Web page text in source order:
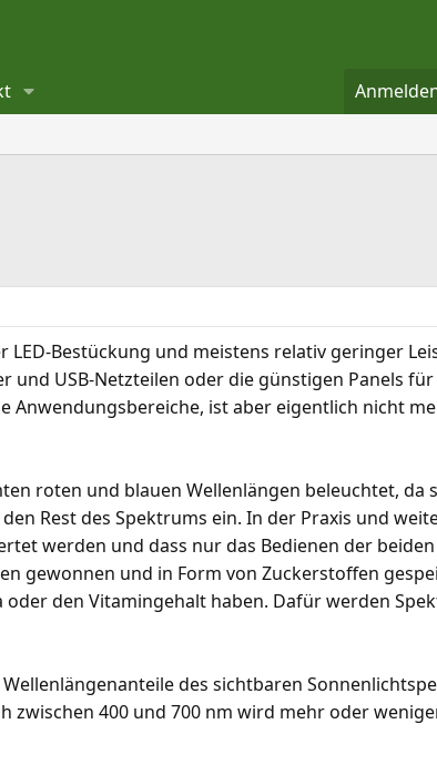
Bestückung und meistens relativ geringer
USB-Netzteilen oder die günstigen Panels
ist aber eigentlich nicht
roten und blauen Wellenlängen beleuchtet, da
Rest des Spektrums ein. In der Praxis und
werden und dass nur das Bedienen der
gewonnen und in Form von Zuckerstoffen
den Vitamingehalt haben. Dafür werden
des sichtbaren
zwischen 400 und 700 nm wird mehr oder